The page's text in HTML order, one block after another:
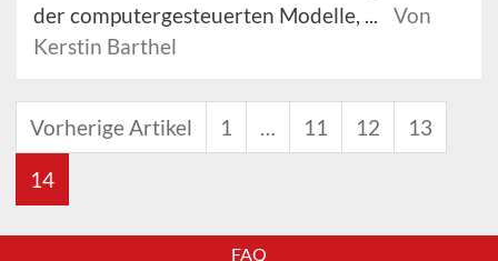
der computergesteuerten Modelle, ...
Von
Kerstin Barthel
Vorherige Artikel 1 … 11 12 13
14
FAQ